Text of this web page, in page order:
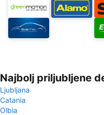
Najbolj priljubljene
Ljubljana
Catania
Olbia